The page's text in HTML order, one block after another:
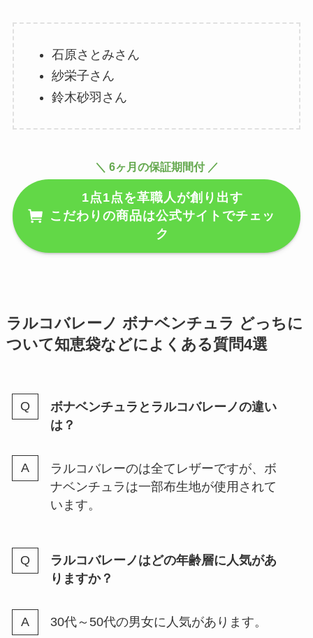
石原さとみさん
紗栄子さん
鈴木砂羽さん
＼ 6ヶ月の保証期間付 ／
1点1点を革職人が創り出す
こだわりの商品は公式サイトでチェッ
ク
ラルコバレーノ ボナベンチュラ どっちに
ついて知恵袋などによくある質問4選
ボナベンチュラとラルコバレーノの違い
は？
ラルコバレーのは全てレザーですが、ボ
ナベンチュラは一部布生地が使用されて
います。
ラルコバレーノはどの年齢層に人気があ
りますか？
30代～50代の男女に人気があります。